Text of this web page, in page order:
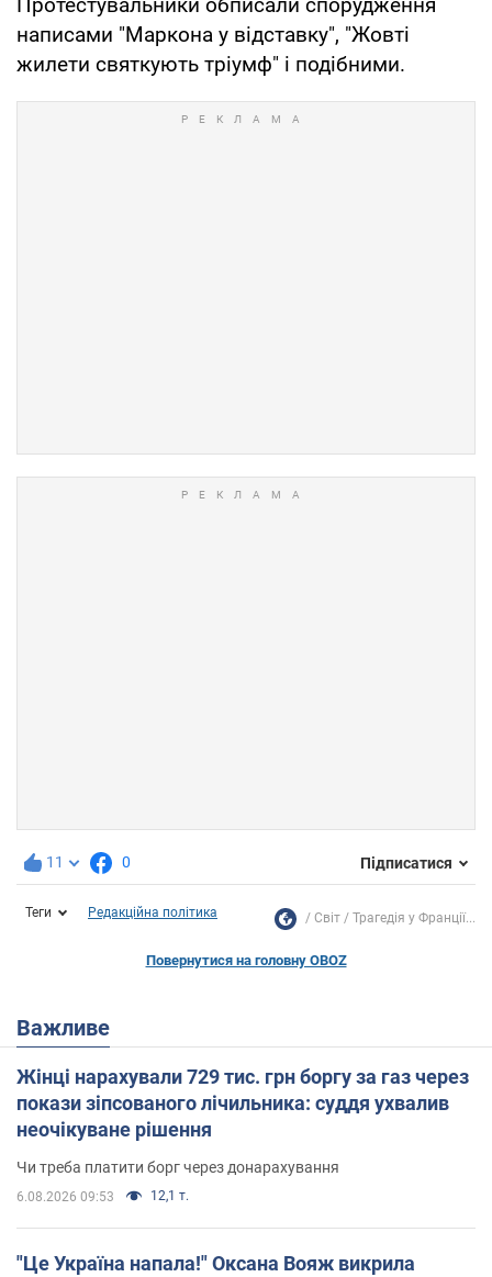
Протестувальники обписали спорудження
написами "Маркона у відставку", "Жовті
жилети святкують тріумф" і подібними.
11 0 Підписатися
Теги Редакційна політика Світ Трагедія у Франції...
Повернутися на головну OBOZ
Важливе
Жінці нарахували 729 тис. грн боргу за газ через
покази зіпсованого лічильника: суддя ухвалив
неочікуване рішення
Чи треба платити борг через донарахування
6.08.2026 09:53 12,1 т.
"Це Україна напала!" Оксана Вояж викрила